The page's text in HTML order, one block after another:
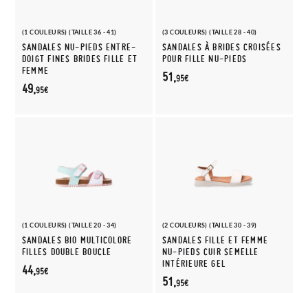
(1 COULEURS) (TAILLE 36 - 41)
SANDALES NU-PIEDS ENTRE-
DOIGT FINES BRIDES FILLE ET
FEMME
49,95€
(3 COULEURS) (TAILLE 28 - 40)
SANDALES À BRIDES CROISÉES
POUR FILLE NU-PIEDS
51,95€
(1 COULEURS) (TAILLE 20 - 34)
SANDALES BIO MULTICOLORE
FILLES DOUBLE BOUCLE
44,95€
(2 COULEURS) (TAILLE 30 - 39)
SANDALES FILLE ET FEMME
NU-PIEDS CUIR SEMELLE
INTÉRIEURE GEL
51,95€